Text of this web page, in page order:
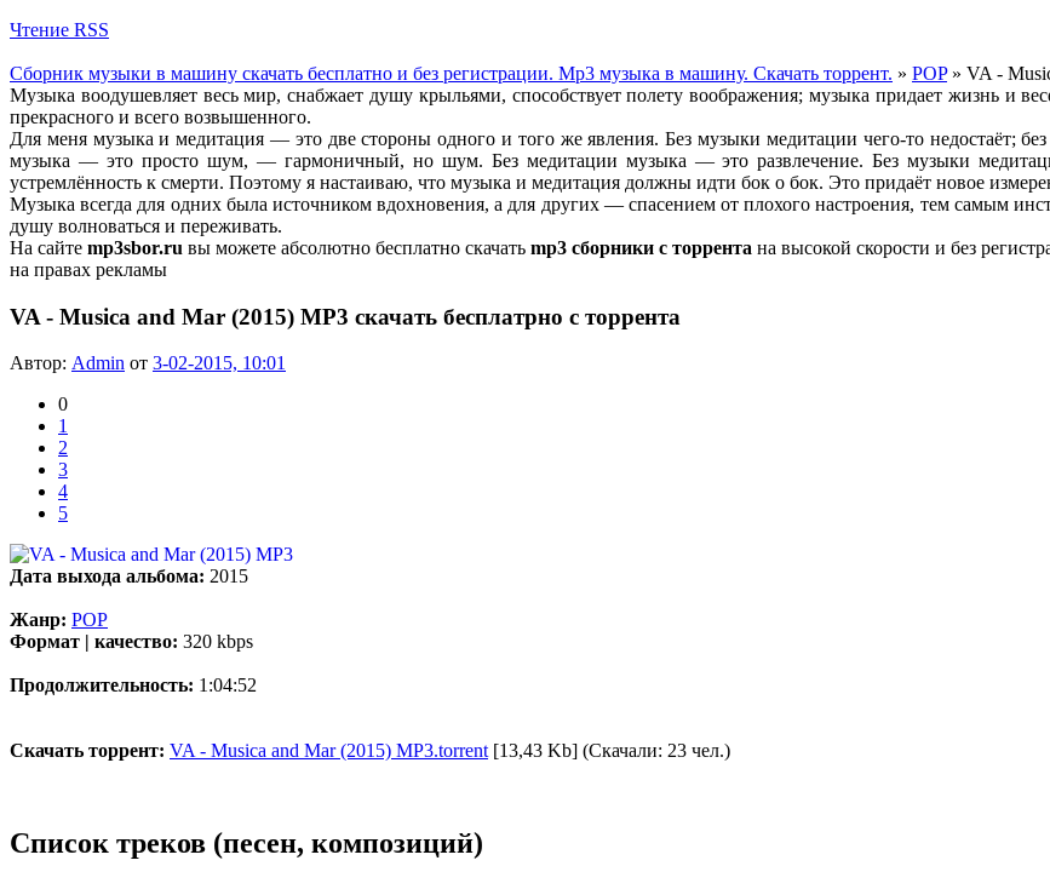
Чтение RSS
Сборник музыки в машину скачать бесплатно и без регистрации. Mp3 музыка в машину. Скачать торрент. » POP» VA -
Музыка воодушевляет весь мир, снабжает душу крыльями, способствует полету воображения; музыка придает жизнь и
прекрасного и всего возвышенного.
Для меня музыка и медитация — это две стороны одного и того же явления. Без музыки медитации чего-то недостаёт;
музыка — это просто шум, — гармоничный, но шум. Без медитации музыка — это развлечение. Без музыки
устремлённость к смерти. Поэтому я настаиваю, что музыка и медитация должны идти бок о бок. Это придаёт новое
Музыка всегда для одних была источником вдохновения, а для других — спасением от плохого настроения, тем самым
душу волноваться и переживать.
На сайте mp3sbor.ru вы можете абсолютно бесплатно скачать mp3 сборники с торрента на высокой скорости и без
на правах рекламы
VA - Musica and Mar (2015) MP3 скачать бесплатрно с торрента
Автор: Admin от 3-02-2015, 10:01
0
1
2
3
4
5
Дата выхода альбома: 2015
Жанр: POP
Формат | качество: 320 kbps
Продолжительность: 1:04:52
Скачать торрент: VA - Musica and Mar (2015) MP3.torrent [13,43 Kb] (Скачали: 23 чел.)
Список треков (песен, композиций)